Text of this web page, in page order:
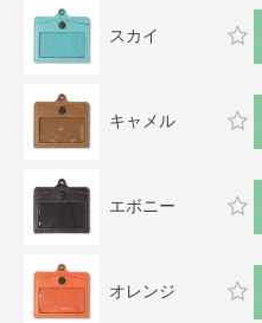
スカイ
キャメル
エボニー
オレンジ